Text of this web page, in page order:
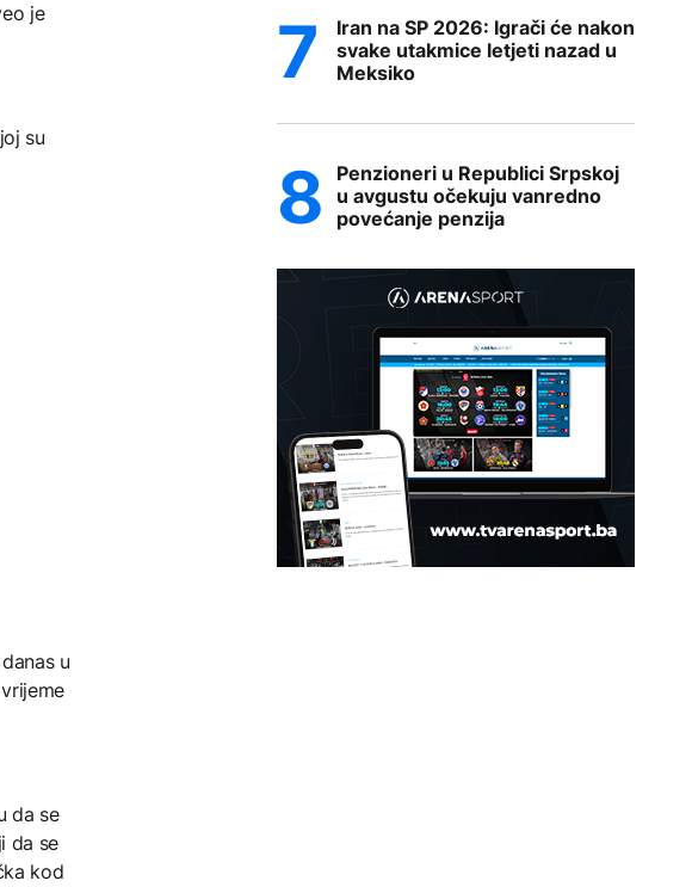
je
su
u
da se
da se
kod
Iran na SP 2026: Igrači će nakon
svake utakmice letjeti nazad u
Meksiko
Penzioneri u Republici Srpskoj
u avgustu očekuju vanredno
povećanje penzija